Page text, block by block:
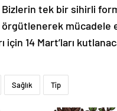
tek bir sihirli
için 14 Mart’ları
Sağlık Tip